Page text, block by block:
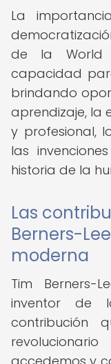
La
de la World
capacidad
brindando
aprendizaje, la
y profesional,
las
historia de la
Las
Berners-
moderna
Tim
inventor de
contribución